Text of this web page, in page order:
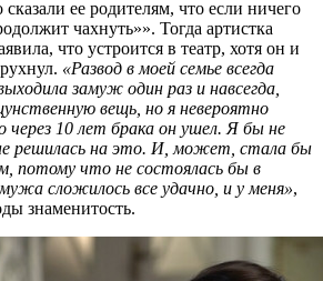
сказали ее родителям, что если ничего
чахнуть»». Тогда артистка
что устроится в театр, хотя он и
«Развод в моей семье всегда
замуж один раз и навсегда,
вещь, но я невероятно
через 10 лет брака он ушел. Я бы не
не решилась на это. И, может, стала бы
потому что не состоялась бы в
сложилось все удачно, и у меня»,
знаменитость.